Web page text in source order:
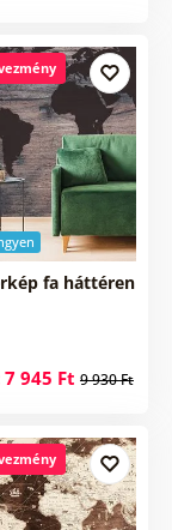
fa háttéren
945 Ft 9 930 Ft